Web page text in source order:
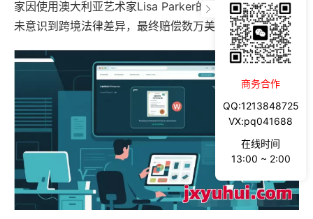
家因使用澳大利亚艺术家Lisa Parker的版权图片被诉，因
未意识到跨境法律差异，最终赔偿数万美元。
商务合作
QQ:1213848725
VX:pq041688
在线时间
13:00 ~ 2:00